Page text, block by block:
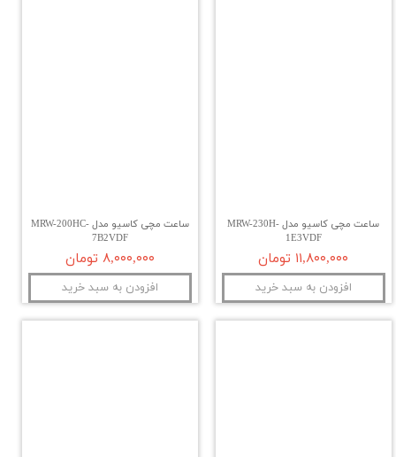
ساعت مچی کاسیو مدل MRW-230H-
1E3VDF
۱۱,۸۰۰,۰۰۰ تومان
افزودن به سبد خرید
ساعت مچی کاسیو مدل MRW-200HC-
7B2VDF
۸,۰۰۰,۰۰۰ تومان
افزودن به سبد خرید